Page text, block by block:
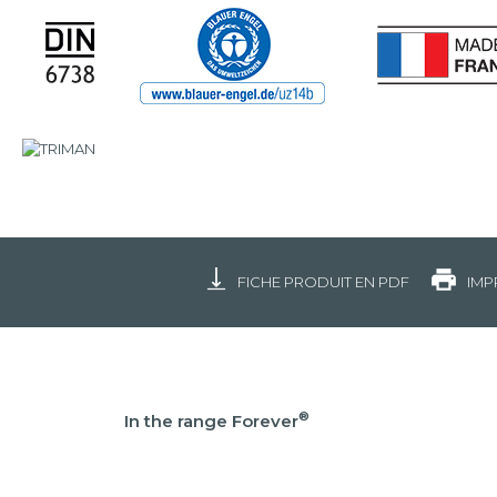
FICHE PRODUIT EN PDF
In the range Forever®